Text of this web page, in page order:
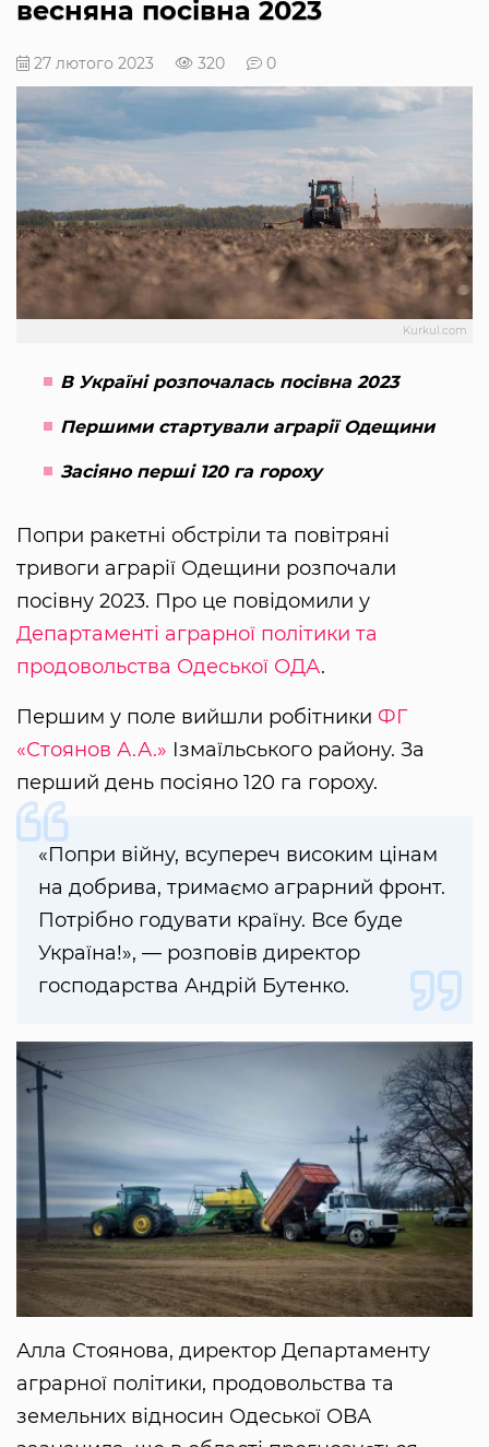
весняна посівна 2023
27 лютого 2023 320 0
Kurkul.com
В Україні розпочалась посівна 2023
Першими стартували аграрії Одещини
Засіяно перші 120 га гороху
Попри ракетні обстріли та повітряні
тривоги аграрії Одещини розпочали
посівну 2023. Про це повідомили у
Департаменті аграрної політики та
продовольства Одеської ОДА.
Першим у поле вийшли робітники ФГ
«Стоянов А.А.» Ізмаїльського району. За
перший день посіяно 120 га гороху.
«Попри війну, всупереч високим цінам
на добрива, тримаємо аграрний фронт.
Потрібно годувати країну. Все буде
Україна!», — розповів директор
господарства Андрій Бутенко.
Алла Стоянова, директор Департаменту
аграрної політики, продовольства та
земельних відносин Одеської ОВА